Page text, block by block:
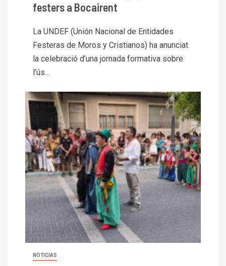
festers a Bocairent
La UNDEF (Unión Nacional de Entidades
Festeras de Moros y Cristianos) ha anunciat
la celebració d’una jornada formativa sobre
l’ús...
NOTICIAS